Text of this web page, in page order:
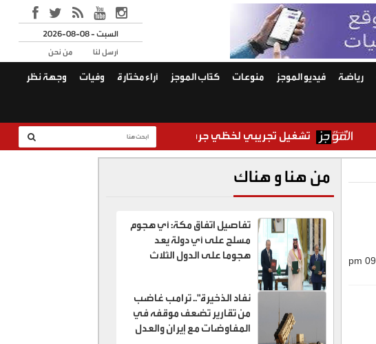
2026-08-08 - السبت
من نحن
أرسل لنا
رياضة فيديو الموجز منوعات كتّاب الموجز آراء مختارة وفيات وجهة نظر
تشغيل تجريبي لخطّي جرش–إربد وإربد–الزرقاء الأحد وفيات السبت 8 / 8 / 2026
من هنا و هناك
تفاصيل اتفاق مكة: أي هجوم
مسلح على أي دولة يعد
هجوما على الدول الثلاث
نفاد الذخيرة".. ترامب غاضب
من تقارير تضعف موقفه في
المفاوضات مع إيران والعدل